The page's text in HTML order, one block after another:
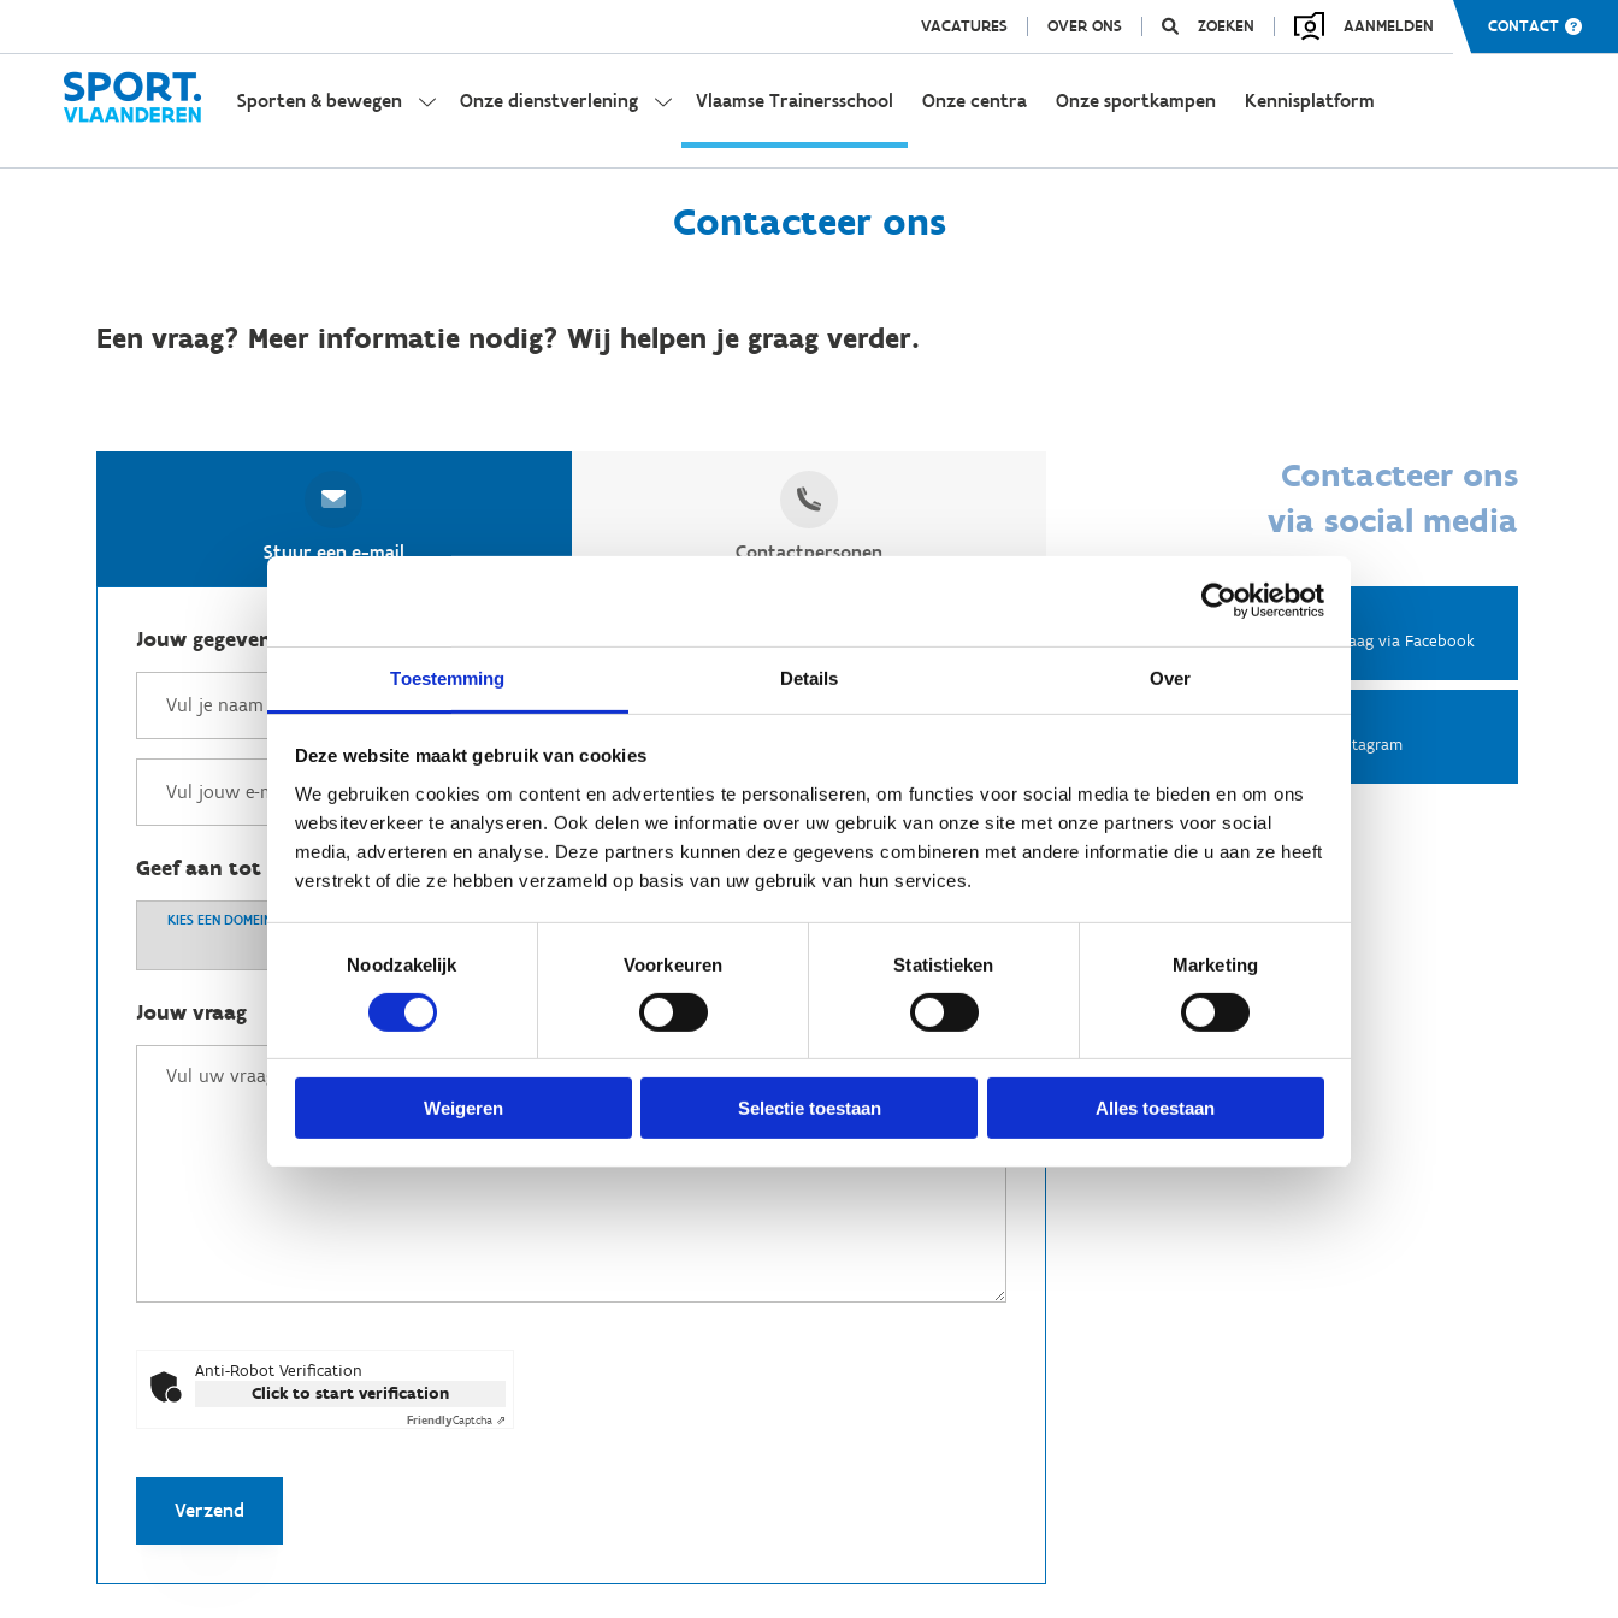
Toestemming Details Over
Deze website maakt gebruik van cookies
We gebruiken cookies om content en advertenties te personaliseren, om functies voor social media te bieden en om ons
websiteverkeer te analyseren. Ook delen we informatie over uw gebruik van onze site met onze partners voor social
media, adverteren en analyse. Deze partners kunnen deze gegevens combineren met andere informatie die u aan ze heeft
verstrekt of die ze hebben verzameld op basis van uw gebruik van hun services.
Noodzakelijk
Voorkeuren Statistieken Marketing
Weigeren Selectie toestaan Alles toestaan
VACATURES OVER ONS ZOEKEN AANMELDEN CONTACT
Sporten & bewegen Onze dienstverlening Vlaamse Trainersschool Onze centra Onze sportkampen Kennisplatform
Contacteer ons
Een vraag? Meer informatie nodig? Wij helpen je graag verder.
Stuur een e-mail Contactpersonen
Jouw gegevens
Geef aan tot welk domein jouw vraag behoort
KIES EEN DOMEIN
Jouw vraag
Anti-Robot Verification
Click to start verification
FriendlyCaptcha ⇗
Verzend
Contacteer ons
via social media
Facebook
Stel ons een vraag via Facebook
Instagram
Volg ons op Instagram